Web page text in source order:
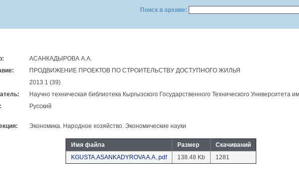
Поиск в архиве:
АСАНКАДЫРОВА А.А.
ПРОДВИЖЕНИЕ ПРОЕКТОВ ПО СТРОИТЕЛЬСТВУ ДОСТУПНОГО ЖИЛЬЯ
2013 1 (39)
Научно техническая библиотека Кыргызского Государственного Технического Университета
Русский
Экономика. Народное хозяйство. Экономические науки
Имя файла Размер
Скачиваний
KGUSTA.ASANKADYROVA A.A..pdf
138.48 Kb 1281